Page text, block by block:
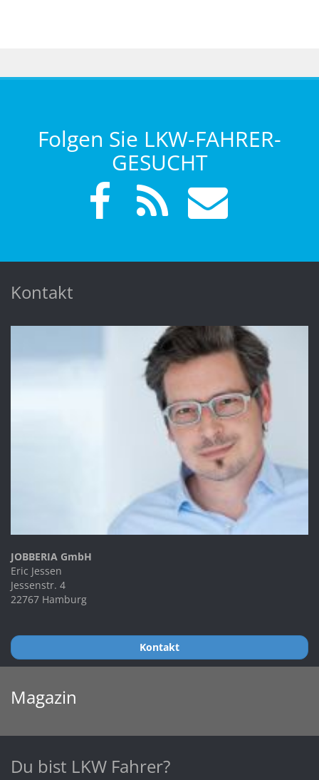
Folgen Sie LKW-FAHRER-
GESUCHT
Kontakt
JOBBERIA GmbH
Eric Jessen
Jessenstr. 4
22767 Hamburg
Kontakt
Magazin
Du bist LKW Fahrer?